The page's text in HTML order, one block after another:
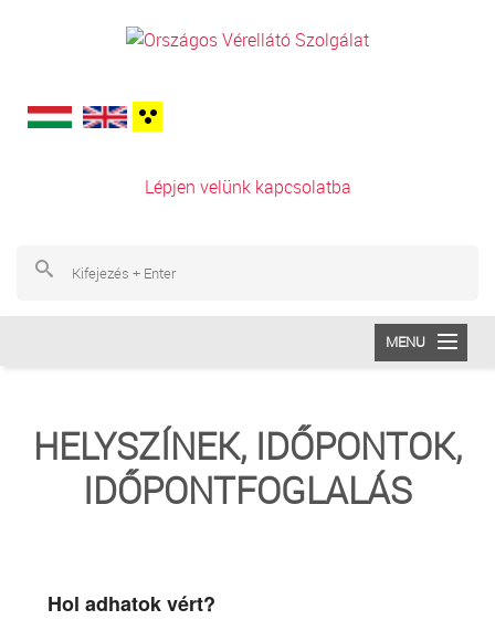
Lépjen velünk kapcsolatba
MENU
VÉRADÁS
HELYSZÍNEK, IDŐPONTOK,
IDŐPONTFOGLALÁS
Hol adhatok vért?